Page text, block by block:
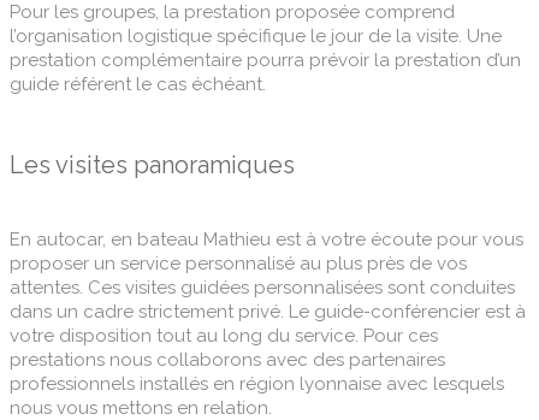
Pour les groupes, la prestation proposée comprend
l’organisation logistique spécifique le jour de la visite. Une
prestation complémentaire pourra prévoir la prestation d’un
guide référent le cas échéant.
Les visites panoramiques
En autocar, en bateau Mathieu est à votre écoute pour vous
proposer un service personnalisé au plus près de vos
attentes. Ces visites guidées personnalisées sont conduites
dans un cadre strictement privé. Le guide-conférencier est à
votre disposition tout au long du service. Pour ces
prestations nous collaborons avec des partenaires
professionnels installés en région lyonnaise avec lesquels
nous vous mettons en relation.